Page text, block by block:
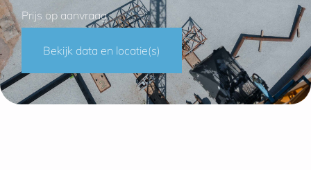
Prijs op aanvraag
Bekijk data en locatie(s)